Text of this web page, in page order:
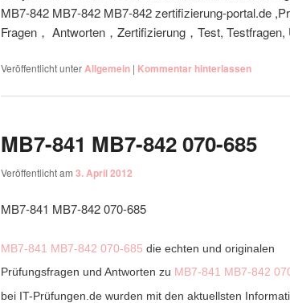
MB7-842 MB7-842 MB7-842 zertifizierung-portal.de
Fragen， Antworten，Zertifizierung，Test,
Veröffentlicht unterAllgemein | Kommentar hinterlassen
MB7-841 MB7-842 070-685
Veröffentlicht am 3. April 2012
MB7-841 MB7-842 070-685
MB7-841 MB7-842 070-685 die echten und originalen
Prüfungsfragen und Antworten zu MB7-841 MB7-842
bei IT-Prüfungen.de wurden mit den aktuellsten